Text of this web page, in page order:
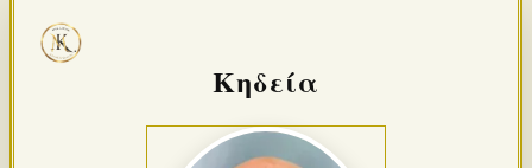
Κηδεία